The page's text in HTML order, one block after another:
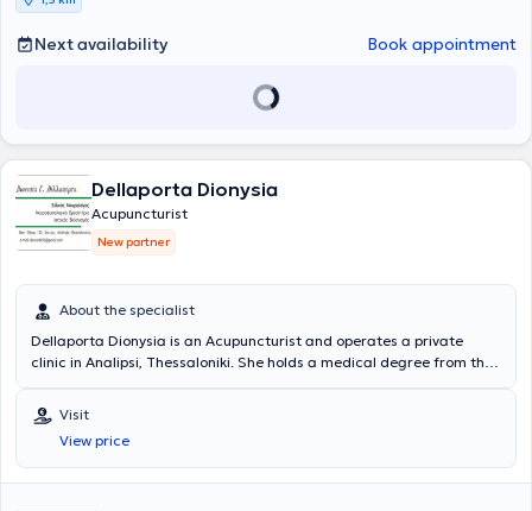
Next availability Book appointment
Dellaporta Dionysia
Acupuncturist
New partner
About the specialist
Dellaporta Dionysia is an Acupuncturist and operates a private
clinic in Analipsi, Thessaloniki. She holds a medical degree from the
postgraduate program in Health Unit Management at the Open
University of Rome. She specialized in Neurology and holds a
Medical Acupuncture diploma. She works at the Alzheimer’s Disease
and Related Disorders Society and additionally manages an
Visit
View price